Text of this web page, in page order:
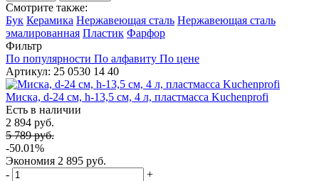
Смотрите также:
Бук Керамика Нержавеющая сталь Нержавеющая сталь
эмалированная Пластик Фарфор
Фильтр
По популярности По алфавиту По цене
Артикул: 25 0530 14 40
Миска, d-24 см, h-13,5 см, 4 л, пластмасса Kuchenprofi
Есть в наличии
2 894 руб.
5 789 руб.
-50.01%
Экономия 2 895 руб.
-
+